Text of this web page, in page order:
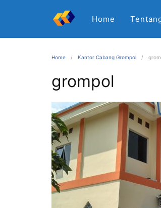
Home
Home Kantor Cabang Grompol
grompol